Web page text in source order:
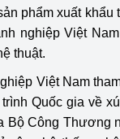
Phát triển công
Phát triển năng
phẩm xuất
nghiệp Việt
thuật.
Việt Nam
Quốc gia về
Bộ Công Thương